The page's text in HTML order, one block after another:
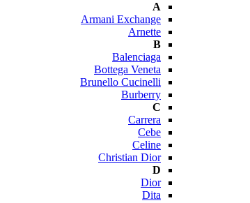
A
Armani Exchange
Arnette
B
Balenciaga
Bottega Veneta
Brunello Cucinelli
Burberry
C
Carrera
Cebe
Celine
Christian Dior
D
Dior
Dita